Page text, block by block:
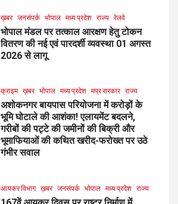
ख़बर जनसंपर्क भोपाल मध्य प्रदेश राज्य रेलवे
भोपाल मंडल पर तत्काल आरक्षण हेतु टोकन
वितरण की नई एवं पारदर्शी व्यवस्था 01 अगस्त
2026 से लागू
क्राइम ख़बर भोपाल मध्य प्रदेश मप्र सरकार राज्य
अशोकनगर बायपास परियोजना में करोड़ों के
भूमि घोटाले की आशंका! एलायमेंट बदलने,
गरीबों की पट्टे की जमीनों की बिक्री और
भूमाफियाओं की कथित खरीद-फरोख्त पर उठे
गंभीर सवाल
आयकर विभाग ख़बर जनसंपर्क भोपाल मध्य प्रदेश राज्य